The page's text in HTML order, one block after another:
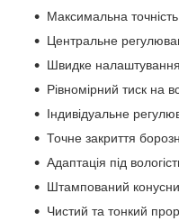
Максимальна
Центральне
Швидке
Рівномірний тиск на
Індивідуальне
Точне закриття
Адаптація під
Штампований
Чистий та тонкий